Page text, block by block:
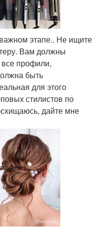
этапе.. Не ищите
Вам должны
все профили,
быть
для этого
стилистов по
дайте мне